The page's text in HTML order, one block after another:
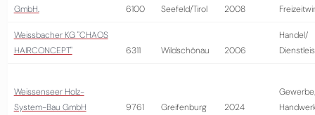
GmbH. 6100 Seefeld/Tirol 2008
Weissbacher KG "CHAOS
HAIRCONCEPT"
6311 Wildschönau 2006
Handel/
Weissenseer Holz-
System-Bau GmbH
9761 Greifenburg 2024